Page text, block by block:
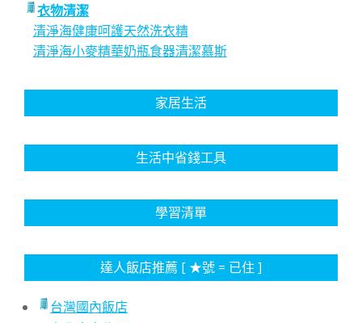
衣物清潔
清淨海健康呵護天然洗衣精
清淨海小麥精華奶瓶食器清潔慕斯
家居生活
生活中省錢工具
學習清單
達人飯店推薦 [ ★號 = 已住 ]
台灣國內飯店